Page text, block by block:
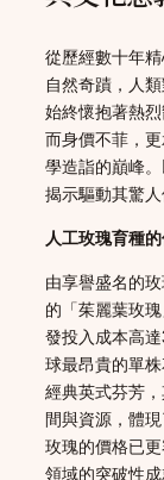
從歷經數十年
自然奇蹟，人
始終懷抱著熱
而身價不菲，
學造詣的巔峰
揭示驅動其驚人
人工玫瑰育種
由享譽盛名的
的「茱麗葉玫
發投入成本高
球最昂貴的單
經典英式芬芳
間與資源，體
玫瑰的價格已
領域的突破性成